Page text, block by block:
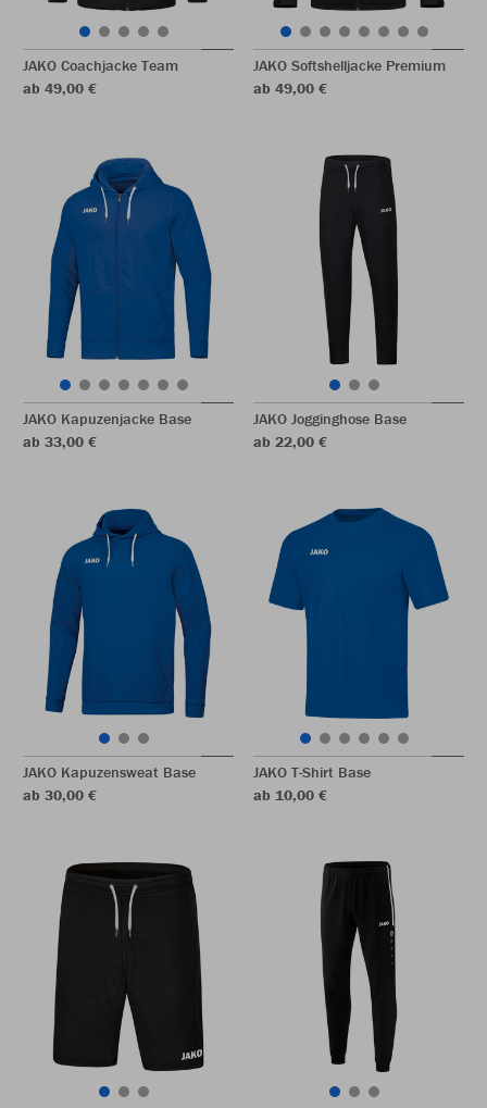
JAKO Coachjacke Team
ab 49,00 €
JAKO Softshelljacke Premium
ab 49,00 €
JAKO Kapuzenjacke Base
ab 33,00 €
JAKO Jogginghose Base
ab 22,00 €
JAKO Kapuzensweat Base
ab 30,00 €
JAKO T-Shirt Base
ab 10,00 €